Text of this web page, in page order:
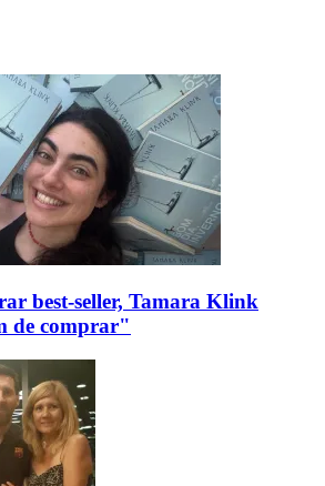
best-seller, Tamara Klink
de comprar"